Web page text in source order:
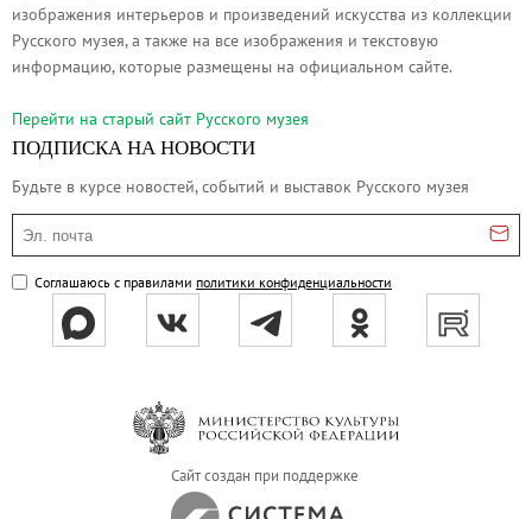
Онлайн-курсы «Лифт в будущее»
Современная наука и границы синтеза
Виртуальные 3D туры по выставкам
изображения интерьеров и произведений искусства из коллекции
Русского музея, а также на все изображения и текстовую
информацию, которые размещены на официальном сайте.
Перейти на cтарый сайт Русского музея
ПОДПИСКА НА НОВОСТИ
Будьте в курсе новостей, событий и выставок Русского музея
Эл. почта
Соглашаюсь с правилами политики конфиденциальности
Сайт создан при поддержке